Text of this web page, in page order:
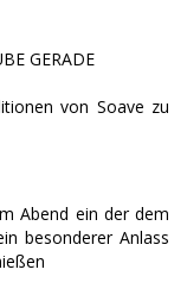
GERADE
von Soave zu
Abend ein der dem
besonderer Anlass